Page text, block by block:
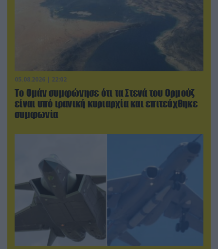
05.08.2026 | 22:02
Το Ομάν συμφώνησε ότι τα Στενά του Ορμούζ
είναι υπό ιρανική κυριαρχία και επιτεύχθηκε
συμφωνία